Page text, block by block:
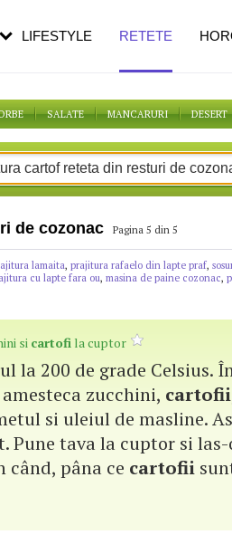
SALATE MANCARURI DESERT
de cozonac Pagina 5 din 5
lamaita, prajitura rafaelo din lapte praf,
cu lapte fara ou, masina de paine cozonac,
si cartofila cuptor
la 200 de grade Celsius.
zucchini, cartofii
si uleiul de masline.
Pune tava la cuptor si
când, pâna ce cartofii
LIFESTYLE RETETE